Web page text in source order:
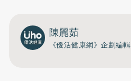
陳麗茹
《優活健康網》企劃編輯